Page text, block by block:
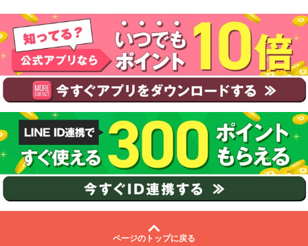
ページのトップに戻る